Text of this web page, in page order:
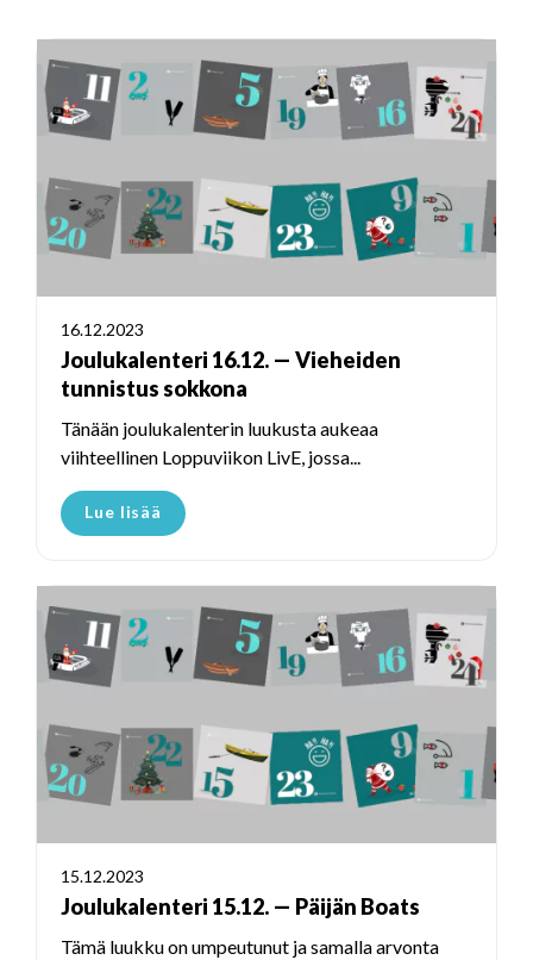
16.12.2023
Joulukalenteri 16.12. — Vieheiden
tunnistus sokkona
Tänään joulukalenterin luukusta aukeaa
viihteellinen Loppuviikon LivE, jossa...
Lue lisää
15.12.2023
Joulukalenteri 15.12. — Päijän Boats
Tämä luukku on umpeutunut ja samalla arvonta